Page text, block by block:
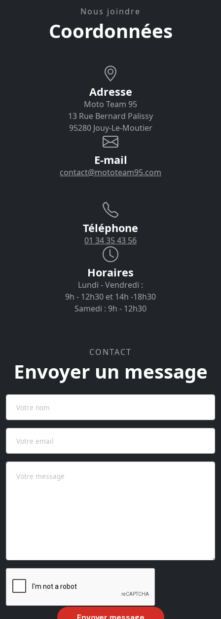
Nous joindre
Coordonnées
Adresse
Moto Team 95
13 Rue Bernard Palissy
95280 Jouy-Le-Moutier
E-mail
contact@mototeam95.com
Téléphone
01 34 35 43 56
Horaires
Lundi - Vendredi :
9h - 12h30 et 14h -18h30
Samedi : 9h - 12h30
CONTACT
Envoyer un message